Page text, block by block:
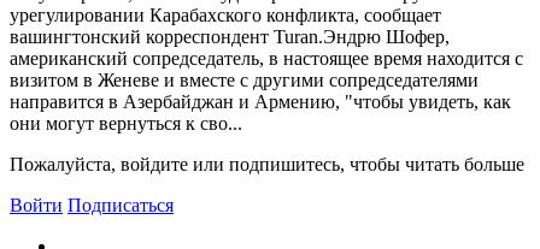
урегулировании Карабахского конфликта, сообщает
вашингтонский корреспондент Turan.Эндрю Шофер,
американский сопредседатель, в настоящее время находится с
визитом в Женеве и вместе с другими сопредседателями
направится в Азербайджан и Армению, "чтобы увидеть, как
они могут вернуться к сво...
Пожалуйста, войдите или подпишитесь, чтобы читать больше
Войти Подписаться